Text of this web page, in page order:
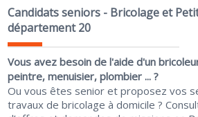
Candidats seniors - Bricolage et
département 20
Vous avez besoin de l'aide d'un
peintre, menuisier, plombier ... ?
Ou vous êtes senior et proposez vos
travaux de bricolage à domicile ?